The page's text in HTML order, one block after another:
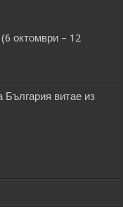
октомври – 12
витае из